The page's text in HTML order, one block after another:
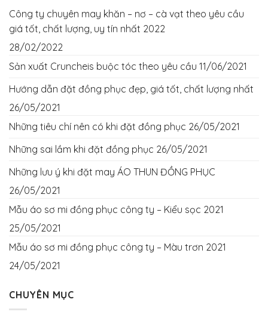
Công ty chuyên may khăn – nơ – cà vạt theo yêu cầu
giá tốt, chất lượng, uy tín nhất 2022
28/02/2022
Sản xuất Cruncheis buộc tóc theo yêu cầu 11/06/2021
Hướng dẫn đặt đồng phục đẹp, giá tốt, chất lượng nhất
26/05/2021
Những tiêu chí nên có khi đặt đồng phục 26/05/2021
Những sai lầm khi đặt đồng phục 26/05/2021
Những lưu ý khi đặt may ÁO THUN ĐỒNG PHỤC
26/05/2021
Mẫu áo sơ mi đồng phục công ty – Kiểu sọc 2021
25/05/2021
Mẫu áo sơ mi đồng phục công ty – Màu trơn 2021
24/05/2021
CHUYÊN MỤC